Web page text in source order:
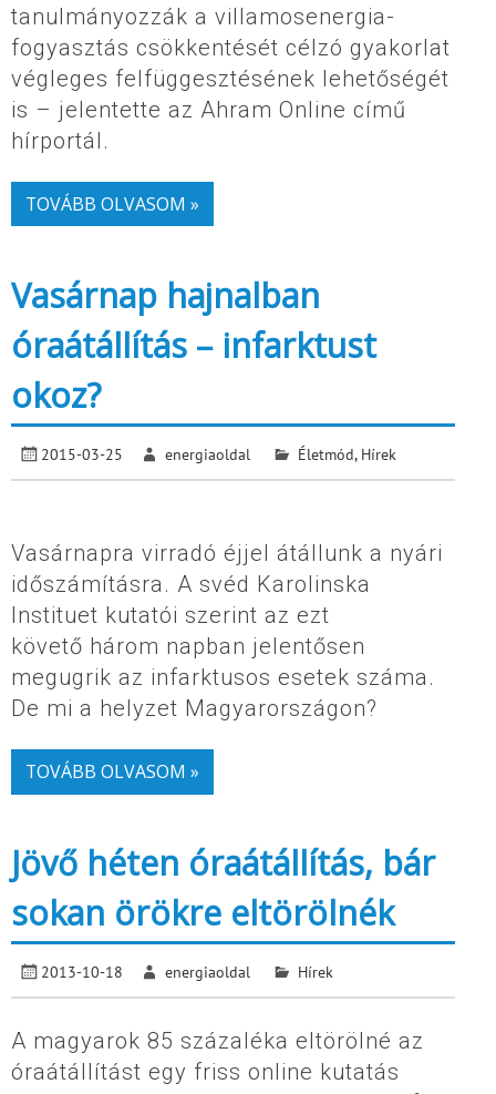
tanulmányozzák a villamosenergia-
fogyasztás csökkentését célzó gyakorlat
végleges felfüggesztésének lehetőségét
is – jelentette az Ahram Online című
hírportál.
TOVÁBB OLVASOM »
Vasárnap hajnalban
óraátállítás – infarktust
okoz?
2015-03-25 energiaoldal Életmód, Hírek
Vasárnapra virradó éjjel átállunk a nyári
időszámításra. A svéd Karolinska
Instituet kutatói szerint az ezt
követő három napban jelentősen
megugrik az infarktusos esetek száma.
De mi a helyzet Magyarországon?
TOVÁBB OLVASOM »
Jövő héten óraátállítás, bár
sokan örökre eltörölnék
2013-10-18 energiaoldal Hírek
A magyarok 85 százaléka eltörölné az
óraátállítást egy friss online kutatás